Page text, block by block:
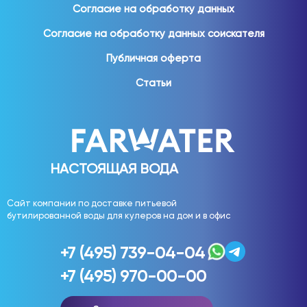
Для домашнего использования востребованы:
вода 19 литров;
вода 1,5 литра;
Различные форматы позволяют выбрать удобное
Обеспечение сотрудников качественной питьевой
водой является важной частью комфортного рабочего
пространства.
Вода используется:
НАСТОЯЩАЯ ВОДА
Сайт компании по доставке питьевой
бутилированной воды для кулеров на дом и в офис
Согласие на обработку данных
Согласие на обработку данных соискателя
Публичная оферта
Статьи
+7 (495) 739-04-04
+7 (495) 970-00-00